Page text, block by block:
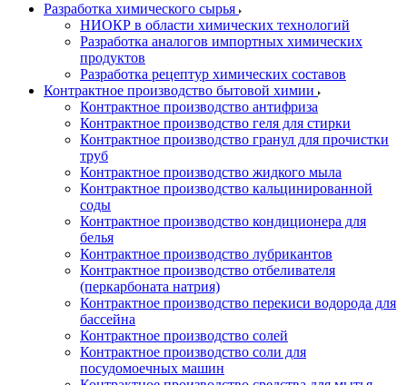
Разработка химического сырья
НИОКР в области химических технологий
Разработка аналогов импортных химических
продуктов
Разработка рецептур химических составов
Контрактное производство бытовой химии
Контрактное производство антифриза
Контрактное производство геля для стирки
Контрактное производство гранул для прочистки
труб
Контрактное производство жидкого мыла
Контрактное производство кальцинированной
соды
Контрактное производство кондиционера для
белья
Контрактное производство лубрикантов
Контрактное производство отбеливателя
(перкарбоната натрия)
Контрактное производство перекиси водорода для
бассейна
Контрактное производство солей
Контрактное производство соли для
посудомоечных машин